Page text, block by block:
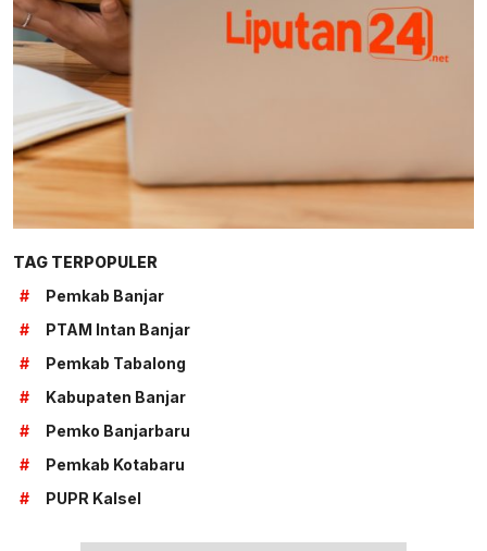
TAG TERPOPULER
#
Pemkab Banjar
#
PTAM Intan Banjar
#
Pemkab Tabalong
#
Kabupaten Banjar
#
Pemko Banjarbaru
#
Pemkab Kotabaru
#
PUPR Kalsel